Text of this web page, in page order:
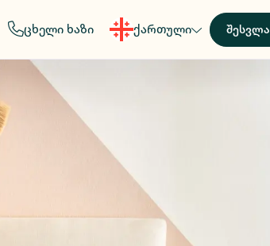
ცხელი ხაზი ქართული შესვლა